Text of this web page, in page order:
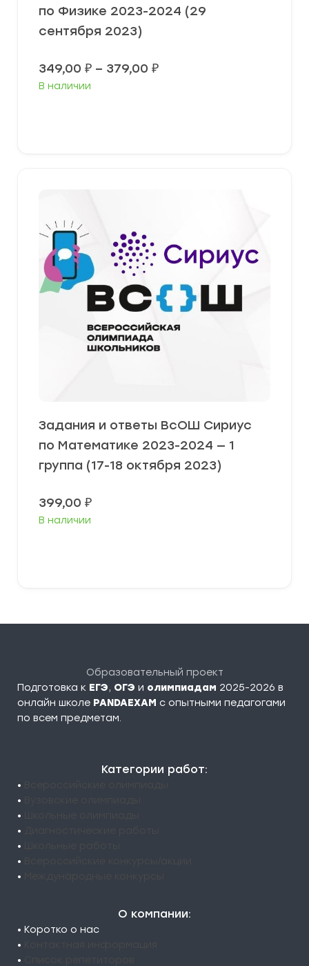
по Физике 2023-2024 (29
сентября 2023)
349,00 ₽ – 379,00 ₽Диапазон
В наличии
Задания и ответы ВсОШ Сириус
по Математике 2023-2024 — 1
группа (17-18 октября 2023)
399,00 ₽
В наличии
Образовательный проект
Подготовка к ЕГЭ, ОГЭ и олимпиадам 2025-2026 в
онлайн школе PANDAEXAM c опытными педагогами
по всем предметам.
Категории работ:
•
•
•
•
•
•
•
О компании:
• Коротко о нас
•
•